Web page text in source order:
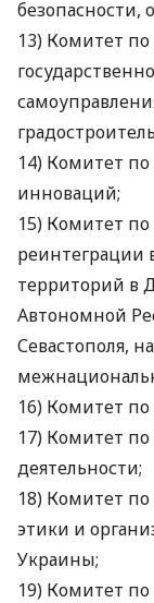
безопасности,
13) Комитет
14) Комитет
инноваций;
15) Комитет
реинтеграции
территорий в
Автономной
Севастополя,
16) Комитет
17) Комитет
деятельности;
18) Комитет
этики и
Украины;
19) Комитет по